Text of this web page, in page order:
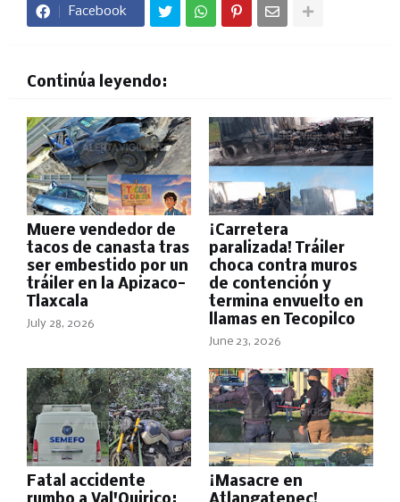
Facebook
Continúa leyendo:
Muere vendedor de
tacos de canasta tras
ser embestido por un
tráiler en la Apizaco-
Tlaxcala
July 28, 2026
¡Carretera
paralizada! Tráiler
choca contra muros
de contención y
termina envuelto en
llamas en Tecopilco
June 23, 2026
Fatal accidente
¡Masacre en